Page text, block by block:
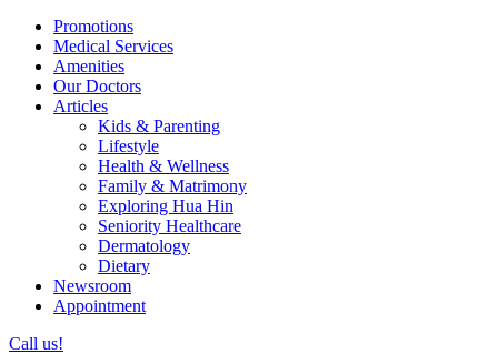
Promotions
Medical Services
Amenities
Our Doctors
Articles
Kids & Parenting
Lifestyle
Health & Wellness
Family & Matrimony
Exploring Hua Hin
Seniority Healthcare
Dermatology
Dietary
Newsroom
Appointment
Call us!